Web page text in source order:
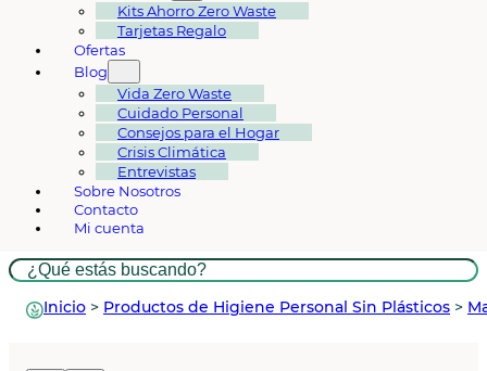
Kits Ahorro Zero Waste
Tarjetas Regalo
Ofertas
Blog
Vida Zero Waste
Cuidado Personal
Consejos para el Hogar
Crisis Climática
Entrevistas
Sobre Nosotros
Contacto
Mi cuenta
Buscar
Inicio > Productos de Higiene Personal Sin Plásticos >